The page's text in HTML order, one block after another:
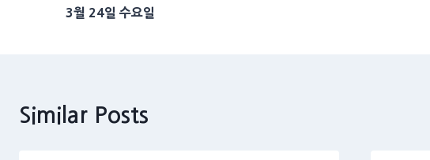
navigation
3월 24일 수요일
Similar Posts